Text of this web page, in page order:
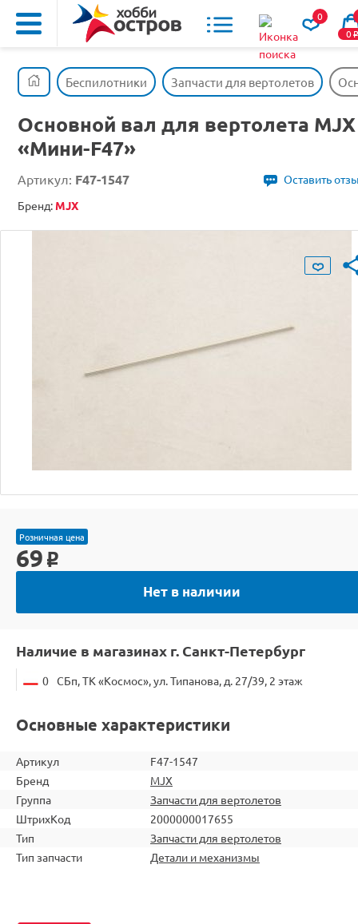
0
0o
Беспилотники Запчасти для вертолетов
Основной вал для вертолета MJX
«Мини-F47»
Артикул: F47-1547
Оставить
Бренд: MJX
Розничная цена
69 o
Нет в наличии
Наличие в магазинах г. Санкт-Петербург
0 СБп, ТК «Космос», ул. Типанова, д. 27/39, 2 этаж
Основные характеристики
Артикул
F47-1547
Бренд
MJX
Группа
Запчасти для вертолетов
ШтрихКод
2000000017655
Тип
Запчасти для вертолетов
Тип запчасти
Детали и механизмы